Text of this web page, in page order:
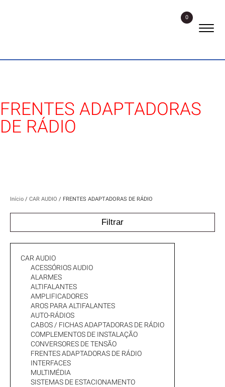
0
FRENTES ADAPTADORAS
DE RÁDIO
Início / CAR AUDIO / FRENTES ADAPTADORAS DE RÁDIO
Filtrar
CAR AUDIO
ACESSÓRIOS AUDIO
ALARMES
ALTIFALANTES
AMPLIFICADORES
AROS PARA ALTIFALANTES
AUTO-RÁDIOS
CABOS / FICHAS ADAPTADORAS DE RÁDIO
COMPLEMENTOS DE INSTALAÇÃO
CONVERSORES DE TENSÃO
FRENTES ADAPTADORAS DE RÁDIO
INTERFACES
MULTIMÉDIA
SISTEMAS DE ESTACIONAMENTO